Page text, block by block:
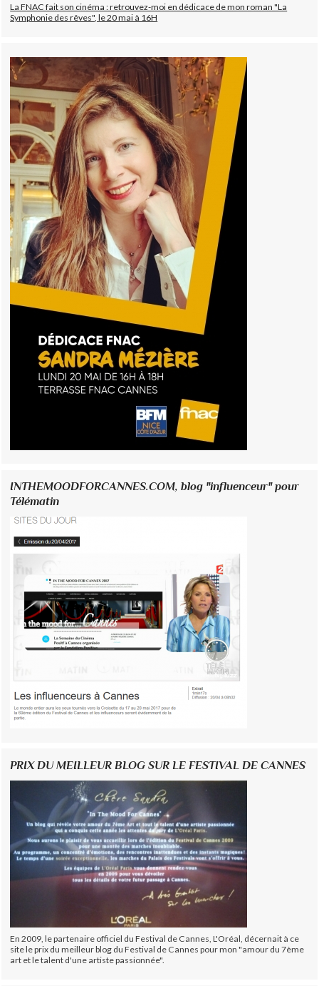
La FNAC fait son cinéma : retrouvez-moi en dédicace de mon roman "La
Symphonie des rêves", le 20 mai à 16H
INTHEMOODFORCANNES.COM, blog "influenceur" pour
Télématin
PRIX DU MEILLEUR BLOG SUR LE FESTIVAL DE CANNES
En 2009, le partenaire officiel du Festival de Cannes, L'Oréal, décernait à ce
site le prix du meilleur blog du Festival de Cannes pour mon "amour du 7ème
art et le talent d'une artiste passionnée".